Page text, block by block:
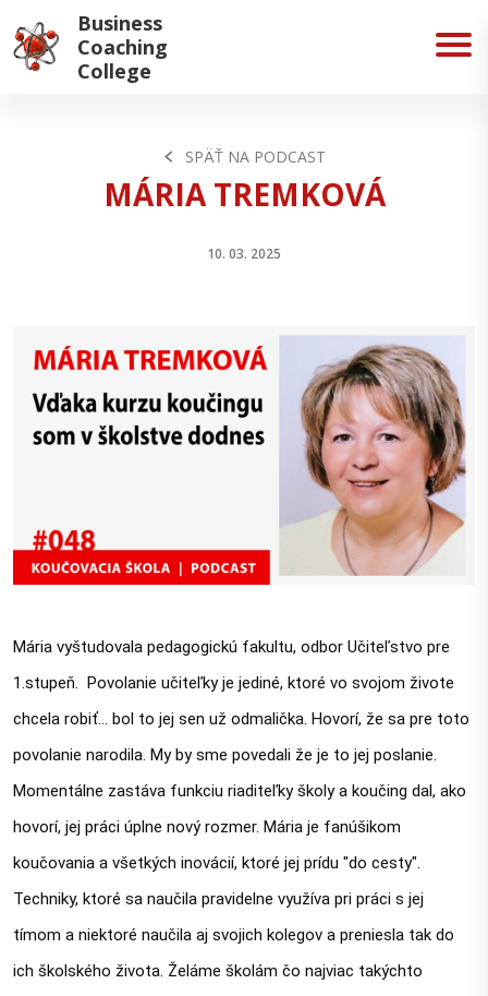
Business
Coaching
College
SPÄŤ NA PODCAST
MÁRIA TREMKOVÁ
10. 03. 2025
Mária vyštudovala pedagogickú fakultu, odbor Učiteľstvo pre
1.stupeň.  Povolanie učiteľky je jediné, ktoré vo svojom živote
chcela robiť... bol to jej sen už odmalička. Hovorí, že sa pre toto
povolanie narodila. My by sme povedali že je to jej poslanie.
Momentálne zastáva funkciu riaditeľky školy a koučing dal, ako
hovorí, jej práci úplne nový rozmer. Mária je fanúšikom
koučovania a všetkých inovácií, ktoré jej prídu "do cesty".
Techniky, ktoré sa naučila pravidelne využíva pri práci s jej
tímom a niektoré naučila aj svojich kolegov a preniesla tak do
ich školského života. Želáme školám čo najviac takýchto